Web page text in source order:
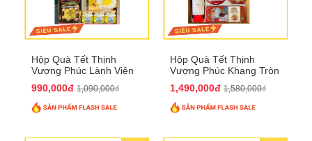
Hộp Quà Tết Thịnh
Vượng Phúc Lành Viên
990,000đ 1,090,000₫
Hộp Quà Tết Thịnh
Vượng Phúc Khang Tròn
1,490,000đ 1,580,000₫